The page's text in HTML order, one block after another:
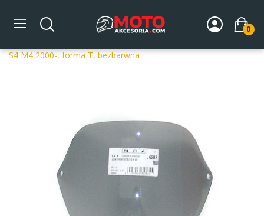
0
Strona główna DLA MOTOCYKLA Szyby
Szyby
S4 M4 2000-, forma T, bezbarwna